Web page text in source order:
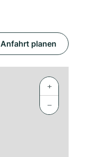
Anfahrt planen
+
−